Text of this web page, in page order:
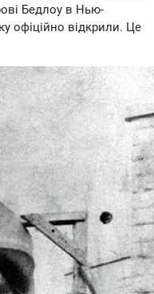
Бедлоу в Нью-
офіційно відкрили. Це